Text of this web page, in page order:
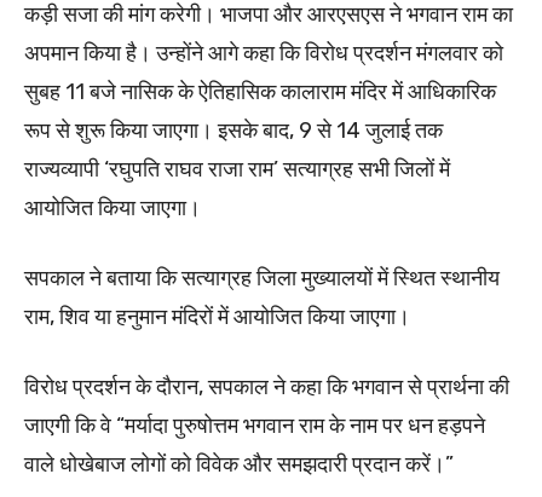
कड़ी सजा की मांग करेगी। भाजपा और आरएसएस ने भगवान राम का
अपमान किया है। उन्होंने आगे कहा कि विरोध प्रदर्शन मंगलवार को
सुबह 11 बजे नासिक के ऐतिहासिक कालाराम मंदिर में आधिकारिक
रूप से शुरू किया जाएगा। इसके बाद, 9 से 14 जुलाई तक
राज्यव्यापी ‘रघुपति राघव राजा राम’ सत्याग्रह सभी जिलों में
आयोजित किया जाएगा।
सपकाल ने बताया कि सत्याग्रह जिला मुख्यालयों में स्थित स्थानीय
राम, शिव या हनुमान मंदिरों में आयोजित किया जाएगा।
विरोध प्रदर्शन के दौरान, सपकाल ने कहा कि भगवान से प्रार्थना की
जाएगी कि वे “मर्यादा पुरुषोत्तम भगवान राम के नाम पर धन हड़पने
वाले धोखेबाज लोगों को विवेक और समझदारी प्रदान करें।”